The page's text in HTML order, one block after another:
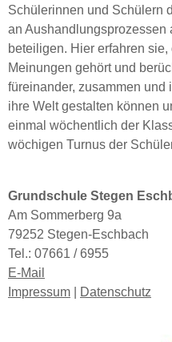
Schülerinnen und Schülern
an Aushandlungsprozessen
beteiligen. Hier erfahren
Meinungen gehört und
füreinander, zusammen und
ihre Welt gestalten können
einmal wöchentlich der
wöchigen Turnus der
Grundschule Stegen
Am Sommerberg 9a
79252 Stegen-Eschbach
Tel.: 07661 / 6955
E-Mail
Impressum
Datenschutz